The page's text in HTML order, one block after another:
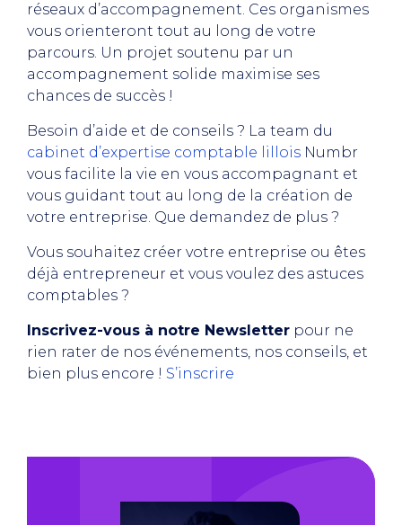
réseaux d’accompagnement. Ces organismes
vous orienteront tout au long de votre
parcours. Un projet soutenu par un
accompagnement solide maximise ses
chances de succès !
Besoin d’aide et de conseils ? La team du
cabinet d’expertise comptable lillois Numbr
vous facilite la vie en vous accompagnant et
vous guidant tout au long de la création de
votre entreprise. Que demandez de plus ?
Vous souhaitez créer votre entreprise ou êtes
déjà entrepreneur et vous voulez des astuces
comptables ?
Inscrivez-vous à notre Newsletter pour ne
rien rater de nos événements, nos conseils, et
bien plus encore ! S’inscrire